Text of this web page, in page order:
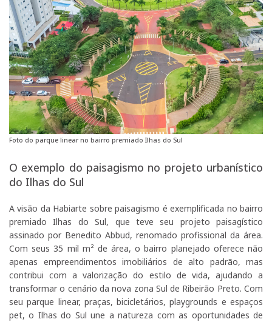
Foto do parque linear no bairro premiado Ilhas do Sul
O exemplo do paisagismo no projeto urbanístico
do Ilhas do Sul
A visão da Habiarte sobre paisagismo é exemplificada no bairro
premiado Ilhas do Sul, que teve seu projeto paisagístico
assinado por Benedito Abbud, renomado profissional da área.
Com seus 35 mil m² de área, o bairro planejado oferece não
apenas empreendimentos imobiliários de alto padrão, mas
contribui com a valorização do estilo de vida, ajudando a
transformar o cenário da nova zona Sul de Ribeirão Preto. Com
seu parque linear, praças, bicicletários, playgrounds e espaços
pet, o Ilhas do Sul une a natureza com as oportunidades de